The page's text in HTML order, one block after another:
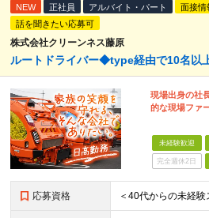
NEW 正社員 アルバイト・パート 面接情
話を聞きたい応募可
株式会社クリーンネス藤原
ルートドライバー◆type経由で10名以
現場出身の社
的な現場ファ
未経験歓迎
完全週休2日
応募資格